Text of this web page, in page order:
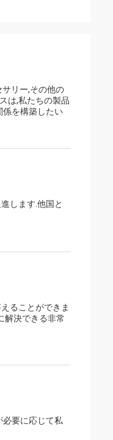
リー,その他の
は,私たちの製品
係を構築したい
します.他国と
ることができま
解決できる非常
必要に応じて私